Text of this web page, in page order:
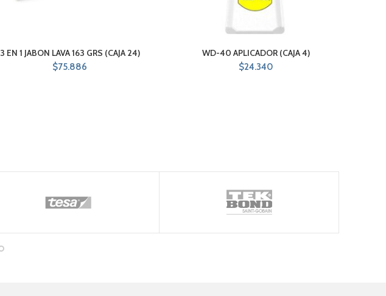
3 EN 1 JABON LAVA 163 GRS (CAJA 24)
$75.886
WD-40 APLICADOR (CAJA 4)
$24.340